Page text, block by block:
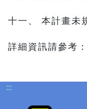
十一、 本計畫未
詳細資訊請參考：
:::